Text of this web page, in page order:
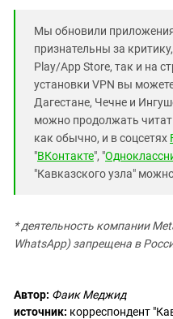
Мы обновили
признательны за
Play/App Store, так и на
установки VPN вы
Дагестане, Чечне и
можно продолжать
как обычно, и в соцсетях
"ВКонтакте", "
"Кавказского узла"
* деятельность компании
WhatsApp) запрещена в
Автор: Фаик Меджид
источник: корреспондент